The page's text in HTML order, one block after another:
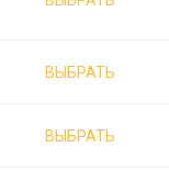
ВЫБРАТЬ
ВЫБРАТЬ